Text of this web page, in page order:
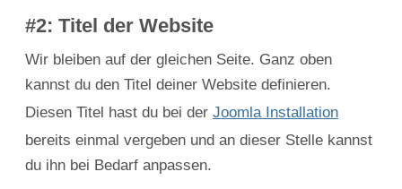
#2: Titel der Website
Wir bleiben auf der gleichen Seite. Ganz oben
kannst du den Titel deiner Website definieren.
Diesen Titel hast du bei der Joomla Installation
bereits einmal vergeben und an dieser Stelle kannst
du ihn bei Bedarf anpassen.